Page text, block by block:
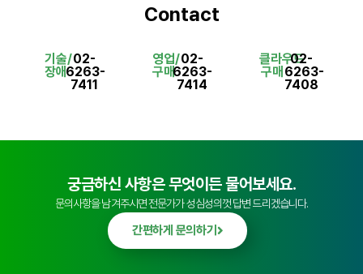
Contact
기술/
장애
02-
6263-
7411
영업/
구매
02-
6263-
7414
클라우드
구매
02-
6263-
7408
궁금하신 사항은 무엇이든 물어보세요.
문의사항을 남겨주시면 전문가가 성심성의껏 답변 드리겠습니다.
간편하게 문의하기